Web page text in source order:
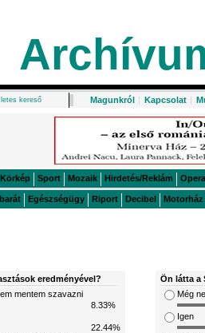
kereső Magunkról | Kapcsolat |
Körkép Sport Mozaik Hirdetés/Reklám Opera
Egészségügy Riport Decibel Motorház
eredményével?
mentem szavazni
8.33%
22.44%
Ön látta a
Még
Igen